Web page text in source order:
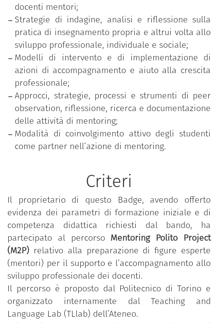
docenti mentori;
Strategie di indagine, analisi e riflessione sulla
pratica di insegnamento propria e altrui volta allo
sviluppo professionale, individuale e sociale;
Modelli di intervento e di implementazione di
azioni di accompagnamento e aiuto alla crescita
professionale;
Approcci, strategie, processi e strumenti di peer
observation, riflessione, ricerca e documentazione
delle attività di mentoring;
Modalità di coinvolgimento attivo degli studenti
come partner nell’azione di mentoring.
Criteri
Il proprietario di questo Badge, avendo offerto
evidenza dei parametri di formazione iniziale e di
competenza didattica richiesti dal bando, ha
partecipato al percorso Mentoring Polito Project
(M2P) relativo alla preparazione di figure esperte
(mentori) per il supporto e l’accompagnamento allo
sviluppo professionale dei docenti.
Il percorso è proposto dal Politecnico di Torino e
organizzato internamente dal Teaching and
Language Lab (TLlab) dell’Ateneo.